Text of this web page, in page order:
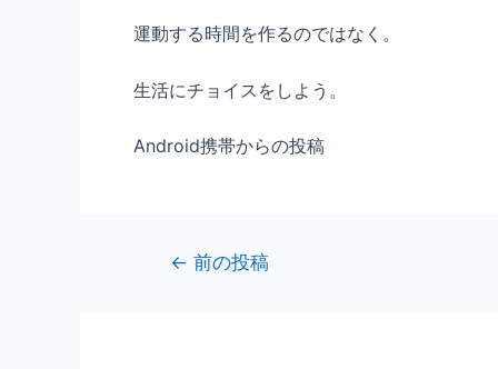
運動する時間を作るのではなく。
生活にチョイスをしよう。
Android携帯からの投稿
← 前の投稿